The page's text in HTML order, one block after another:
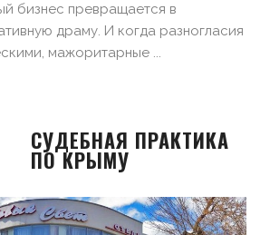
бизнес превращается в
драму. И когда разногласия
мажоритарные ...
СУДЕБНАЯ ПРАКТИКА
ПО КРЫМУ